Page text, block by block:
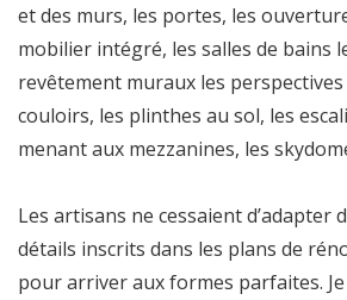
et des murs, les portes, les
mobilier intégré, les salles de bains
revêtement muraux les perspectives
couloirs, les plinthes au sol, les
menant aux mezzanines, les
Les artisans ne cessaient d’adapter
détails inscrits dans les plans de
pour arriver aux formes parfaites. Je